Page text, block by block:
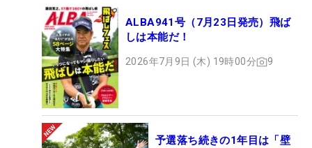
ALBA941号（7月23日発売）飛ば
しは本能だ！
2026年7月9日 (木) 19時00分 9
予選落ち続きの1年目は「壁